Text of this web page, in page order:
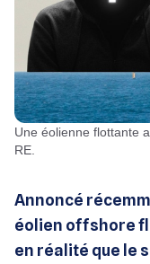
Une éolienne flottante au Portugal / Image : Getty, modifiée par
RE.
Annoncé
éolien offshore
en réalité que le